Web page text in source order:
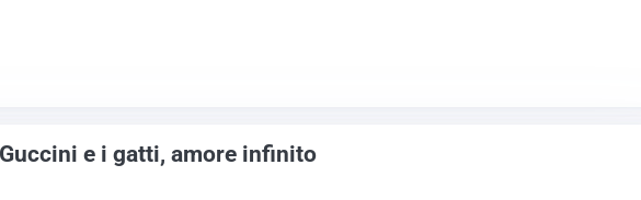
Guccini e i gatti, amore infinito